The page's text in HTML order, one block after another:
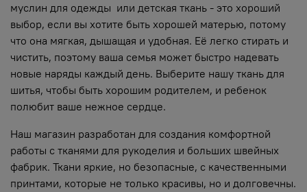
муслин для одежды или детская ткань - это хороший
выбор, если вы хотите быть хорошей матерью, потому
что она мягкая, дышащая и удобная. Её легко стирать и
чистить, поэтому ваша семья может быстро надевать
новые наряды каждый день. Выберите нашу ткань для
шитья, чтобы быть хорошим родителем, и ребенок
полюбит ваше нежное сердце.
Наш магазин разработан для создания комфортной
работы с тканями для рукоделия и больших швейных
фабрик. Ткани яркие, но безопасные, с качественными
принтами, которые не только красивы, но и долговечны.